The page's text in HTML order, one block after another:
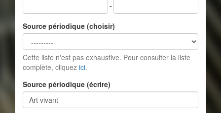
-
Source périodique (choisir)
Cette liste n'est pas exhaustive. Pour consulter la liste
complète, cliquez ici.
Source périodique (écrire)